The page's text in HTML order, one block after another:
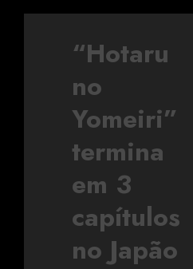
“Hotaru
no
Yomeiri”
termina
em 3
capítulos
no Japão